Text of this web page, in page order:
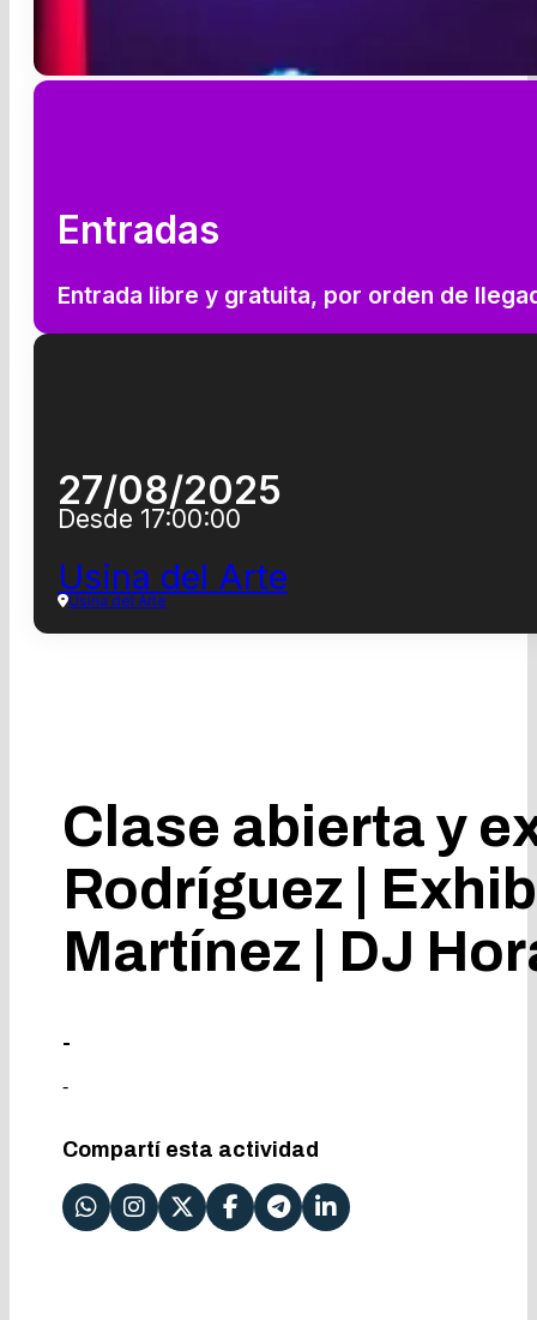
Entradas
Entrada libre y gratuita, por orden de
27/08/2025
Desde 17:00:00
Usina del Arte
Usina del Arte
Clase abierta y
Rodríguez |
Martínez | DJ
-
-
Compartí esta actividad